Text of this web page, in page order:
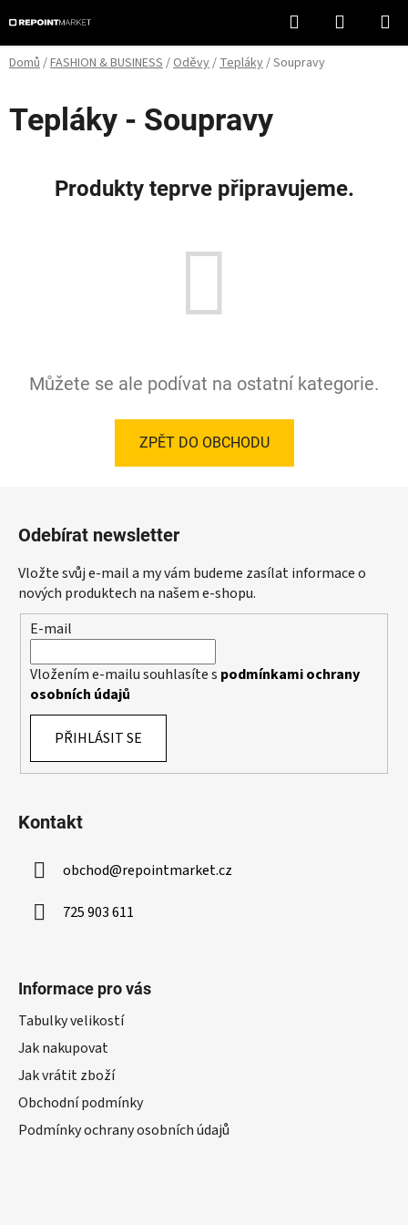
na
obsah
Hledat
KOŠÍK
Domů/FASHION & BUSINESS/Oděvy/Tepláky/Soupravy
Tepláky - Soupravy
Produkty teprve připravujeme.
Můžete se ale podívat na ostatní kategorie.
ZPĚT DO OBCHODU
Odebírat newsletter
Vložte svůj e-mail a my vám budeme zasílat informace o
nových produktech na našem e-shopu.
E-mail
Vložením e-mailu souhlasíte s podmínkami ochrany
osobních údajů
PŘIHLÁSIT SE
Kontakt
obchod@repointmarket.cz
725 903 611
Informace pro vás
Tabulky velikostí
Jak nakupovat
Jak vrátit zboží
Obchodní podmínky
Podmínky ochrany osobních údajů